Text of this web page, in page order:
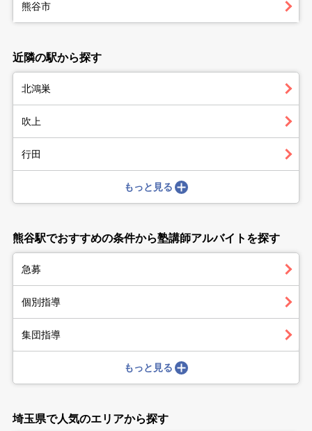
熊谷市
近隣の駅から探す
北鴻巣
吹上
行田
もっと見る
熊谷駅でおすすめの条件から塾講師アルバイトを探す
急募
個別指導
集団指導
もっと見る
埼玉県で人気のエリアから探す